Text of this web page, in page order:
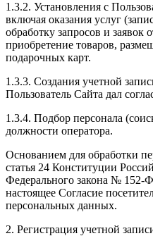
1.3.2. Установления с
включая оказания услуг
обработку запросов и заявок
приобретение товаров,
подарочных карт.
1.3.3. Создания учетной
Пользователь Сайта дал
1.3.4. Подбор персонала
должности оператора.
Основанием для обработки
статья 24 Конституции
Федерального закона №
настоящее Согласие
персональных данных.
2. Регистрация учетной